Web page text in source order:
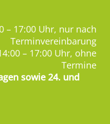
– 17:00 Uhr, nur nach
Terminvereinbarung
– 17:00 Uhr, ohne
Termine
sowie 24. und